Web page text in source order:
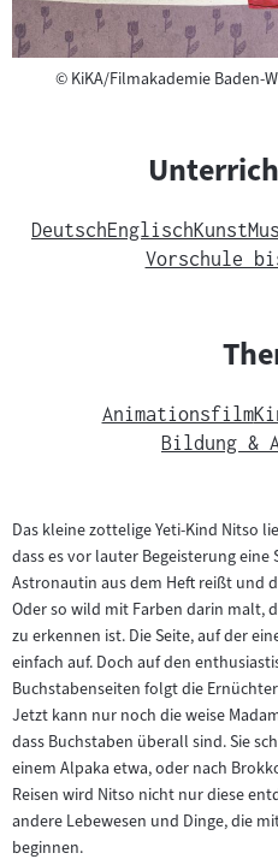
©Copyright
KiKA/Filmakademie Baden-
DeutschEnglischKunst
Vorschule
Animationsfilm
Bildung &
Das kleine zottelige Yeti-Kind Nitso
dass es vor lauter Begeisterung
Astronautin aus dem Heft reißt und
Oder so wild mit Farben darin malt,
zu erkennen ist. Die Seite, auf der
einfach auf. Doch auf den
Buchstabenseiten folgt die
Jetzt kann nur noch die weise
dass Buchstaben überall sind. Sie
einem Alpaka etwa, oder nach
Reisen wird Nitso nicht nur diese
andere Lebewesen und Dinge, die
beginnen.